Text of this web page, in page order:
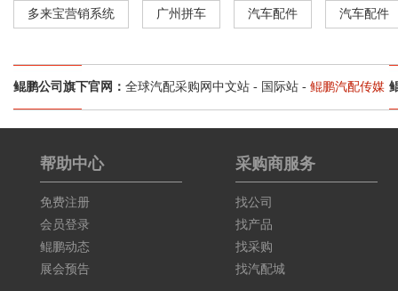
多来宝营销系统 广州拼车 汽车配件 汽车配件
鲲鹏公司旗下官网： 全球汽配采购网中文站 - 国际站 - 鲲鹏汽配传媒
帮助中心
免费注册
会员登录
鲲鹏动态
展会预告
采购商服务
找公司
找产品
找采购
找汽配城